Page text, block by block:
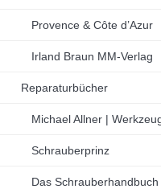
Provence & Côte d’Azur
Irland Braun MM-Verlag
Reparaturbücher
Michael Allner |
Schrauberprinz
Das